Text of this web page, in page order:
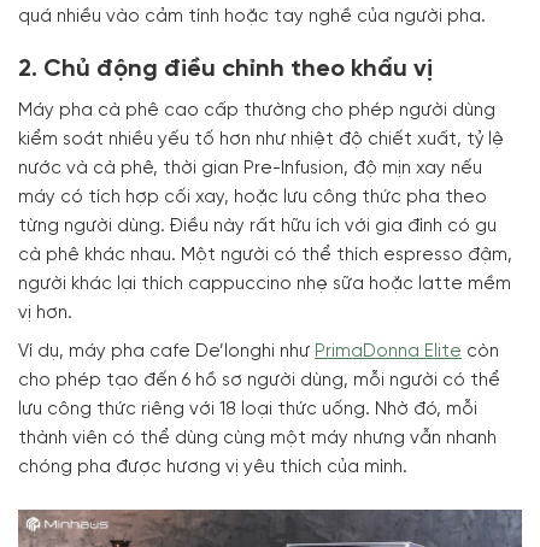
quá nhiều vào cảm tính hoặc tay nghề của người pha.
2. Chủ động điều chỉnh theo khẩu vị
Máy pha cà phê cao cấp thường cho phép người dùng
kiểm soát nhiều yếu tố hơn như nhiệt độ chiết xuất, tỷ lệ
nước và cà phê, thời gian Pre-Infusion, độ mịn xay nếu
máy có tích hợp cối xay, hoặc lưu công thức pha theo
từng người dùng. Điều này rất hữu ích với gia đình có gu
cà phê khác nhau. Một người có thể thích espresso đậm,
người khác lại thích cappuccino nhẹ sữa hoặc latte mềm
vị hơn.
Ví dụ, máy pha cafe De’longhi như PrimaDonna Elite còn
cho phép tạo đến 6 hồ sơ người dùng, mỗi người có thể
lưu công thức riêng với 18 loại thức uống. Nhờ đó, mỗi
thành viên có thể dùng cùng một máy nhưng vẫn nhanh
chóng pha được hương vị yêu thích của mình.